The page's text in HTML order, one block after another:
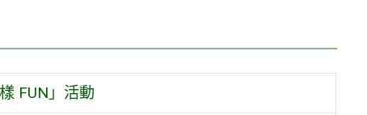
FUN」活動